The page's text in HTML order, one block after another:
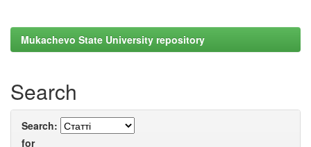
Mukachevo State University repository
Search
Search:
for